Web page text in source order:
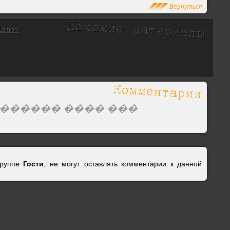
Вернуться
���� ���
Гости , не могут оставлять комментарии к данной